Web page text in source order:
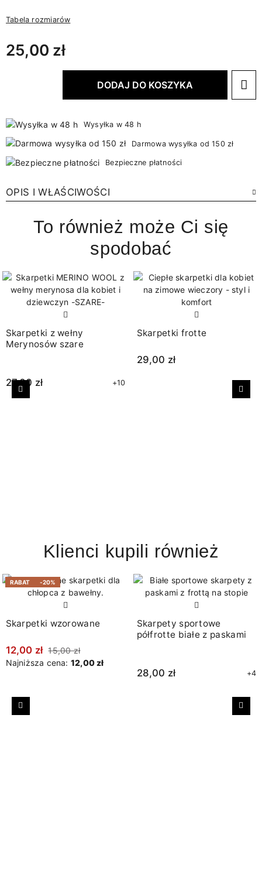
Tabela rozmiarów
25,00 zł
DODAJ DO KOSZYKA
Wysyłka w 48 h
Darmowa wysyłka od 150 zł
Bezpieczne płatności
OPIS I WŁAŚCIWOŚCI
To również może Ci się
spodobać
Skarpetki z wełny
Merynosów szare
27,00 zł +10
Skarpetki frotte
29,00 zł
Poprzedni
Klienci kupili również
RABAT -20%
Skarpetki wzorowane
12,00 zł 15,00 zł
Najniższa cena: 12,00 zł
Skarpety sportowe
półfrotte białe z paskami
28,00 zł +4
Poprzedni